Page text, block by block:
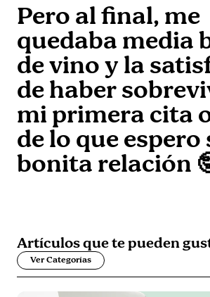
Pero al final, me
quedaba media
de vino y la
de haber
mi primera cita
de lo que espero
bonita relación
Artículos quete pueden
Ver Categorías